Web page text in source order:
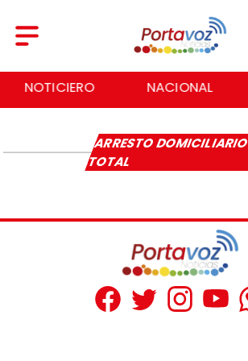
NOTICIERO NACIONAL
ARRESTO DOMICILIARIO
TOTAL